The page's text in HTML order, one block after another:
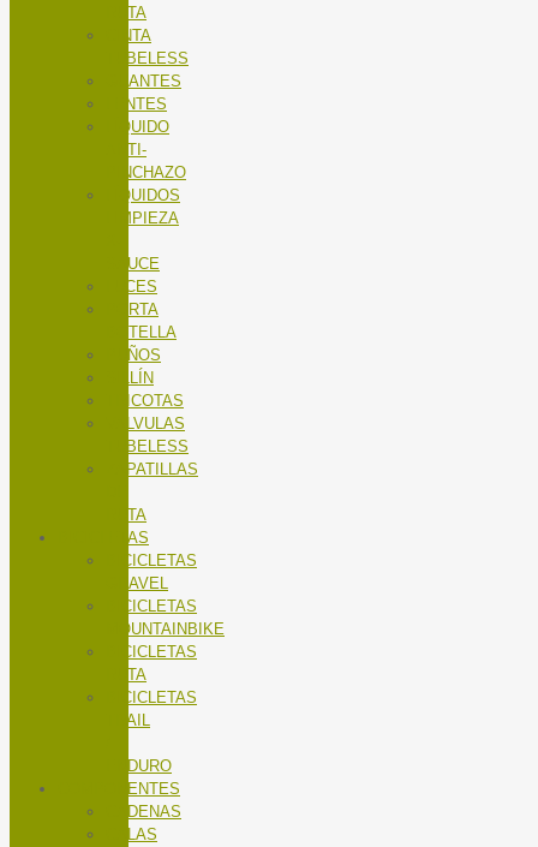
RUTA
CINTA
TUBELESS
GUANTES
LENTES
LÍQUIDO
ANTI-
PINCHAZO
LÍQUIDOS
LIMPIEZA
SAUCE
LUCES
PORTA
BOTELLA
PUÑOS
SILLÍN
TRICOTAS
VALVULAS
TUBELESS
ZAPATILLAS
RUTA
BICICLETAS
BICICLETAS
GRAVEL
BICICLETAS
MOUNTAINBIKE
BICICLETAS
RUTA
BICICLETAS
TRAIL
ENDURO
COMPONENTES
CADENAS
CALAS